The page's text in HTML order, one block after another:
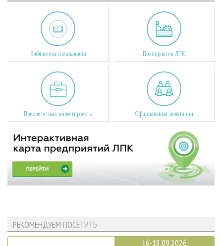
Библиотека специалиста Предприятия ЛПК
Приоритетные инвестпроекты Официальные делегации
РЕКОМЕНДУЕМ ПОСЕТИТЬ
16-18.09.2026